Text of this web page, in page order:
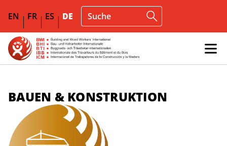
EN FR ES DE
BAUEN & KONSTRUKTION